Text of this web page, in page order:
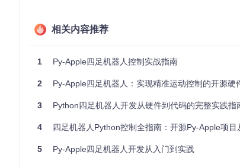
运动控制模块包含多种步态实现：
PA_TROT.py：四足小跑算法，实现稳定的动态行走
PA_STABLIZE.py：姿态稳定系统，通过IMU数据实时
硬件驱动模块提供统一接口：
PA_SERVO.py：舵机控制驱动，支持角度校准与限位
相关内容推荐
1 Py-Apple四足机器人控制实战指南
2 Py-Apple四足机器人：实现精准运动控制的开源硬
3 Python四足机器人开发从硬件到代码的完整实践指
4 四足机器人Python控制全指南：开源Py-Apple项目
5 Py-Apple四足机器人开发从入门到实践